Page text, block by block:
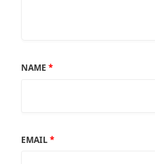
NAME *
EMAIL*